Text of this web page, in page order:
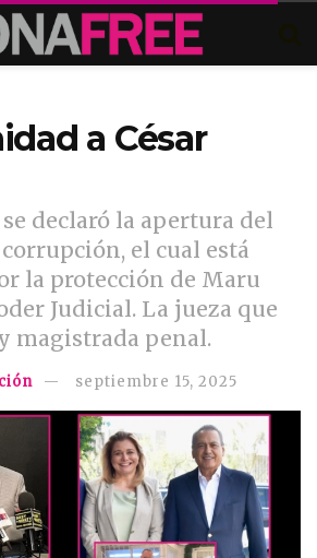
a César
se declaró la apertura del
el cual está
la protección de Maru
Judicial. La jueza que
magistrada penal.
septiembre 15, 2025